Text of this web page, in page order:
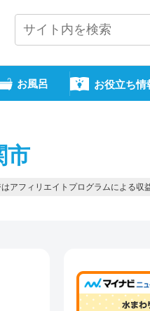
お風呂 お役立ち情
市
アフィリエイトプログラムによる収